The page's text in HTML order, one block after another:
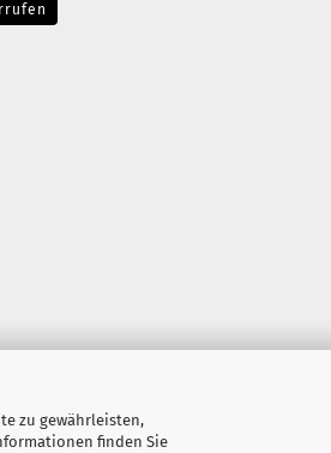
zu gewährleisten,
finden Sie